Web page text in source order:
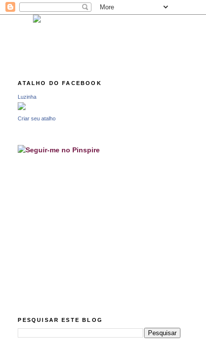
ATALHO DO FACEBOOK
Luzinha
Criar seu atalho
PESQUISAR ESTE BLOG